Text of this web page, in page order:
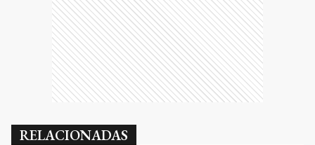
RELACIONADAS